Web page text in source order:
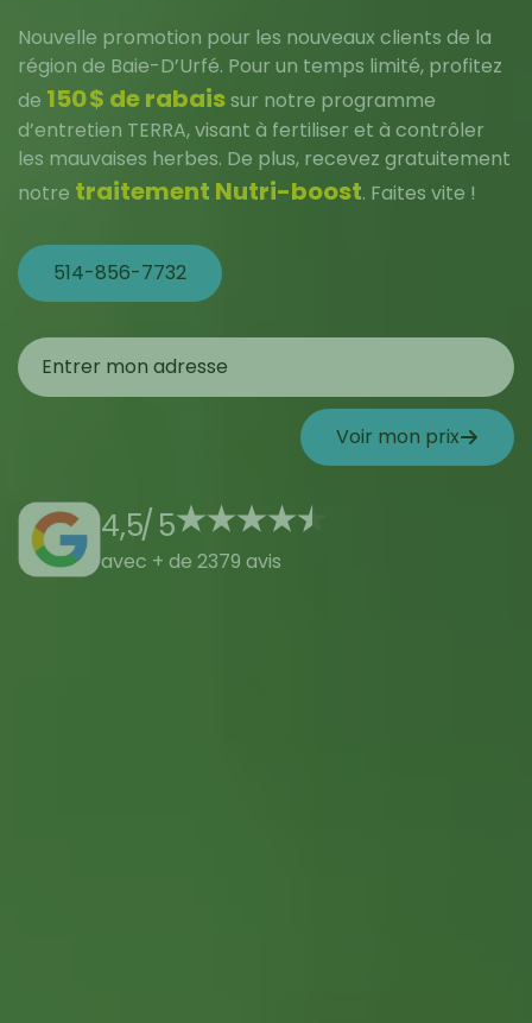
Nouvelle promotion pour les nouveaux clients de la
région de Baie-D’Urfé. Pour un temps limité, profitez
de 150 $ de rabaissur notre programme
d’entretien TERRA, visant à fertiliser et à contrôler
les mauvaises herbes. De plus, recevez gratuitement
notre traitement Nutri-boost. Faites vite !
514-856-7732
Voir mon prix
4,5/ 5
avec + de 2379 avis